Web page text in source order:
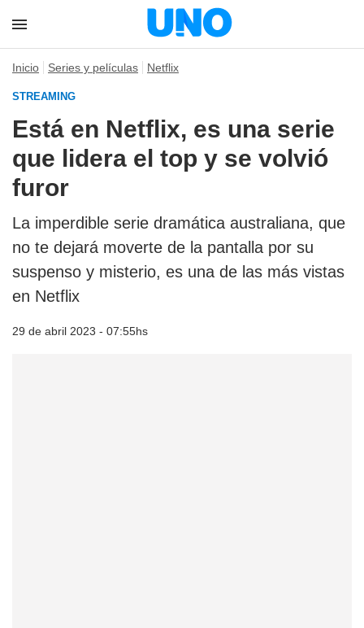
Inicio Series y películas Netflix
STREAMING
Está en Netflix, es una serie
que lidera el top y se volvió
furor
La imperdible serie dramática australiana, que
no te dejará moverte de la pantalla por su
suspenso y misterio, es una de las más vistas
en Netflix
29 de abril 2023 - 07:55hs